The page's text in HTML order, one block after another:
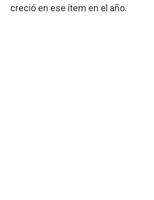
creció en ese ítem en el año.